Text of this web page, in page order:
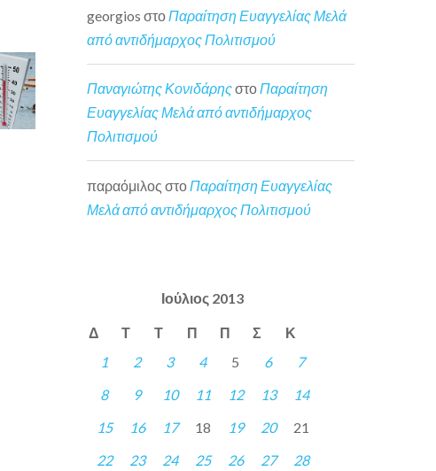
georgios στοΠαραίτηση Ευαγγελίας Μελά
από αντιδήμαρχος Πολιτισμού
Παναγιώτης ΚονιδάρηςστοΠαραίτηση
Ευαγγελίας Μελά από αντιδήμαρχος
Πολιτισμού
παραόμιλος στο Παραίτηση Ευαγγελίας
Μελά από αντιδήμαρχος Πολιτισμού
Ιούλιος 2013
Δ Τ Τ Π Π Σ Κ
1 2 3 4 5 6
7
8
9 10 11 12 13
14
15
16 17 18 19 20
21
22
23 24 25 26 27
28